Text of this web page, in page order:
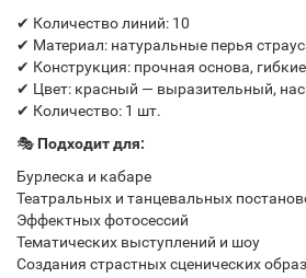
✔ Количество линий: 10
✔ Материал: натуральные перья
✔ Конструкция: прочная основа,
✔ Цвет: красный — выразительный,
✔ Количество: 1 шт.
🎭 Подходит для:
Бурлеска и кабаре
Театральных и танцевальных
Эффектных фотосессий
Тематических выступлений и шоу
Создания страстных сценических